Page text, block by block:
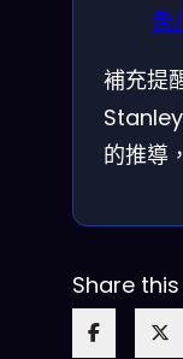
告/
補充提
的推導
Share